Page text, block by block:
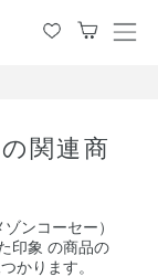
メ
関連商
ンコーセー）
印象 の商品の
かります。